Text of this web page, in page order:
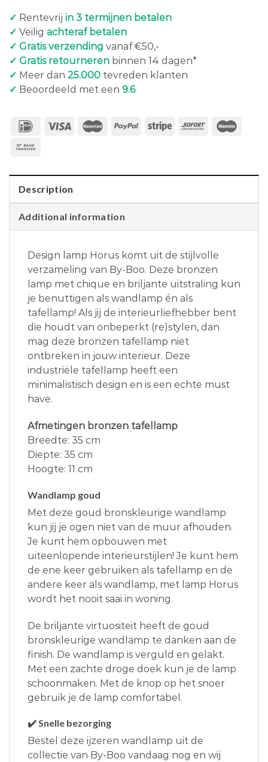
✓ Rentevrij in 3 termijnen betalen
✓ Veilig achteraf betalen
✓ Gratis verzending vanaf €50,-
✓ Gratis retourneren binnen 14 dagen*
✓ Meer dan 25.000 tevreden klanten
✓ Beoordeeld met een 9.6
Description
Additional information
Design lamp Horus komt uit de stijlvolle
verzameling van By-Boo. Deze bronzen
lamp met chique en briljante uitstraling kun
je benuttigen als wandlamp én als
tafellamp! Als jij de interieurliefhebber bent
die houdt van onbeperkt (re)stylen, dan
mag deze bronzen tafellamp niet
ontbreken in jouw interieur. Deze
industriële tafellamp heeft een
minimalistisch design en is een echte must
have.
Afmetingen bronzen tafellamp
Breedte: 35 cm
Diepte: 35 cm
Hoogte: 11 cm
Wandlamp goud
Met deze goud bronskleurige wandlamp
kun jij je ogen niet van de muur afhouden.
Je kunt hem opbouwen met
uiteenlopende interieurstijlen! Je kunt hem
de ene keer gebruiken als tafellamp en de
andere keer als wandlamp, met lamp Horus
wordt het nooit saai in woning.
De briljante virtuositeit heeft de goud
bronskleurige wandlamp te danken aan de
finish. De wandlamp is verguld en gelakt.
Met een zachte droge doek kun je de lamp
schoonmaken. Met de knop op het snoer
gebruik je de lamp comfortabel.
✔️ Snelle bezorging
Bestel deze ijzeren wandlamp uit de
collectie van By-Boo vandaag nog en wij